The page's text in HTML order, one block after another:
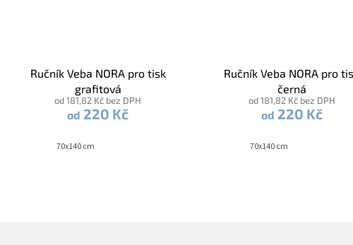
Ručník Veba NORA pro tisk
grafitová
od 181,82 Kč bez DPH
od 220 Kč
70x140 cm
Ručník Veba NORA pro
černá
od 181,82 Kč bez DPH
od 220 Kč
70x140 cm